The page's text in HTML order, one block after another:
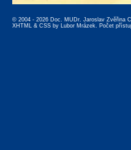
© 2004 - 2026 Doc. MUDr. Jaroslav Zvěřina
XHTML & CSS by Lubor Mrázek. Počet